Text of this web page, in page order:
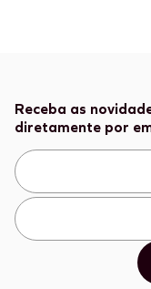
Receba as
diretamente por